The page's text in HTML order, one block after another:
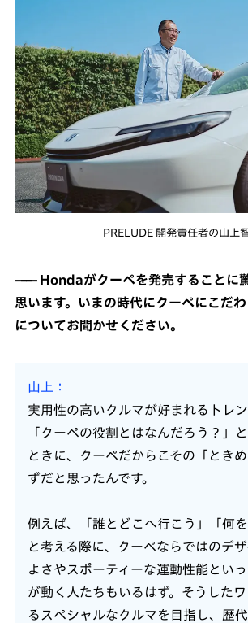
PRELUDE 開発責任者の山上
Hondaがクーペを発売することに
思います。いまの時代にクーペにこだ
についてお聞かせください。
山上
実用性の高いクルマが好まれるトレン
「クーペの役割とはなんだろう？」
ときに、クーペだからこその「とき
ずだと思ったんです。
例えば、「誰とどこへ行こう」「何を
と考える際に、クーペならではのデ
よさやスポーティーな運動性能とい
が動く人たちもいるはず。そうした
るスペシャルなクルマを目指し、歴